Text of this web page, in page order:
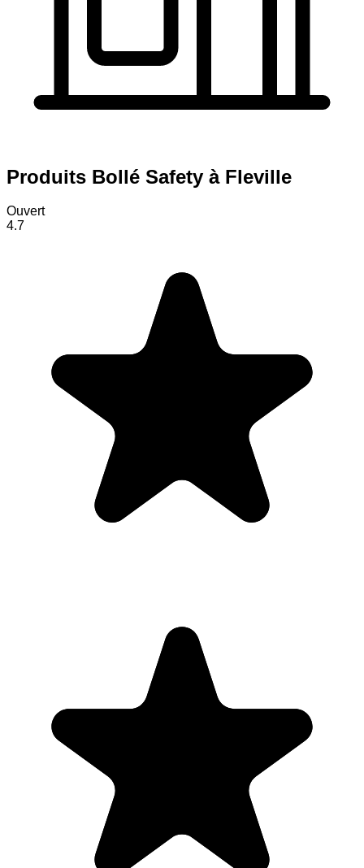
Produits Bollé Safety à Fleville
Ouvert
4.7